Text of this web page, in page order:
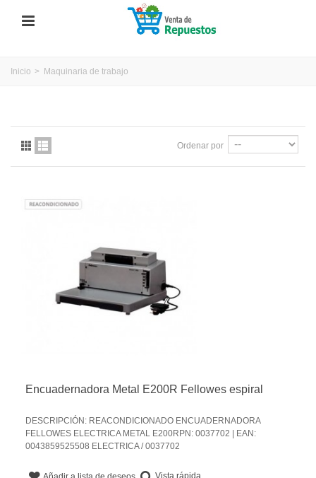
Inicio > Maquinaria de trabajo
Ordenar por
Encuadernadora Metal E200R Fellowes espiral
DESCRIPCIÓN: REACONDICIONADO ENCUADERNADORA
FELLOWES ELECTRICA METAL E200RPN: 0037702 | EAN:
0043859525508 ELECTRICA / 0037702
Vista rápida